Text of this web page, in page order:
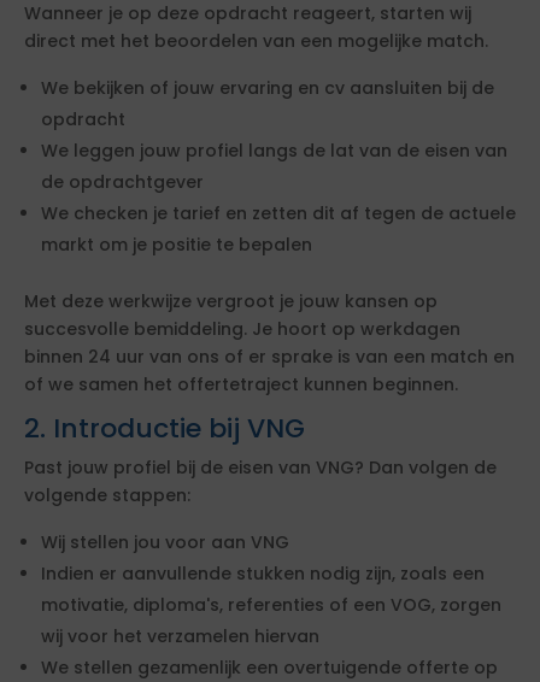
Wanneer je op deze opdracht reageert, starten wij
direct met het beoordelen van een mogelijke match.
We bekijken of jouw ervaring en cv aansluiten bij de
opdracht
We leggen jouw profiel langs de lat van de eisen van
de opdrachtgever
We checken je tarief en zetten dit af tegen de actuele
markt om je positie te bepalen
Met deze werkwijze vergroot je jouw kansen op
succesvolle bemiddeling. Je hoort op werkdagen
binnen 24 uur van ons of er sprake is van een match en
of we samen het offertetraject kunnen beginnen.
2. Introductie bij VNG
Past jouw profiel bij de eisen van VNG? Dan volgen de
volgende stappen:
Wij stellen jou voor aan VNG
Indien er aanvullende stukken nodig zijn, zoals een
motivatie, diploma's, referenties of een VOG, zorgen
wij voor het verzamelen hiervan
We stellen gezamenlijk een overtuigende offerte op